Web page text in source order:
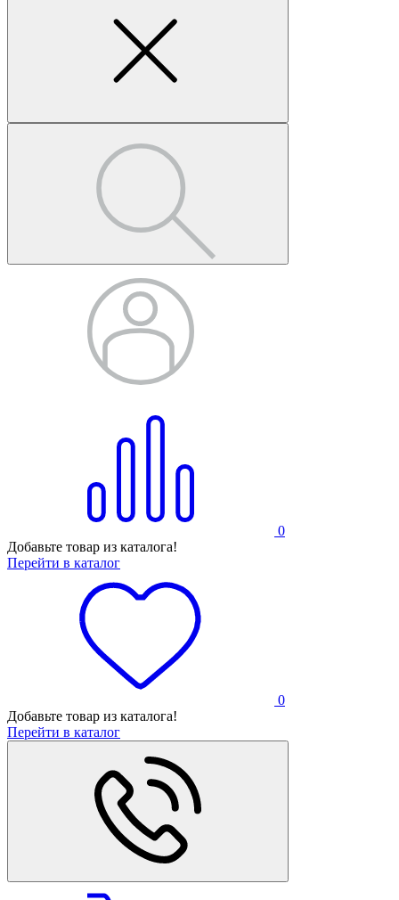
0
Добавьте товар из каталога!
Перейти в каталог
0
Добавьте товар из каталога!
Перейти в каталог